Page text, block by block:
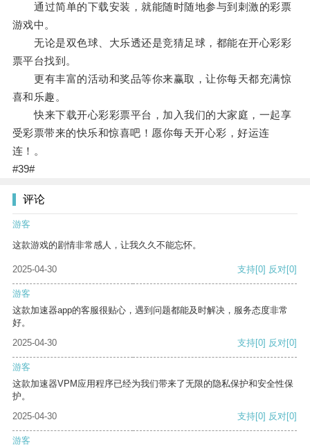
通过简单的下载安装，就能随时随地参与到刺激的彩票
游戏中。
无论是双色球、大乐透还是竞猜足球，都能在开心彩彩
票平台找到。
更有丰富的活动和奖品等你来赢取，让你每天都充满惊
喜和乐趣。
快来下载开心彩彩票平台，加入我们的大家庭，一起享
受彩票带来的快乐和惊喜吧！愿你每天开心彩，好运连
连！。
#39#
评论
游客
这款游戏的剧情非常感人，让我久久不能忘怀。
2025-04-30 支持[0] 反对[0]
游客
这款加速器app的客服很贴心，遇到问题都能及时解决，服务态度非常
好。
2025-04-30
支持[0] 反对[0]
游客
这款加速器VPM应用程序已经为我们带来了无限的隐私保护和安全性保
护。
2025-04-30
支持[0] 反对[0]
游客